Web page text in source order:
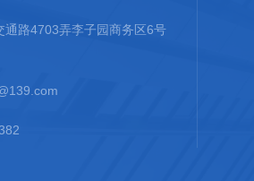
通路4703弄李子园商务区6号